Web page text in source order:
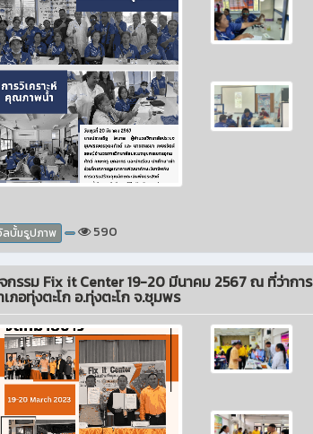
บั้มรูปภาพ 590
กรรม Fix it Center 19-20 มีนาคม 2567 ณ ที่ว่าการ
เภอทุ่งตะโก อ.ทุ่งตะโก จ.ชุมพร